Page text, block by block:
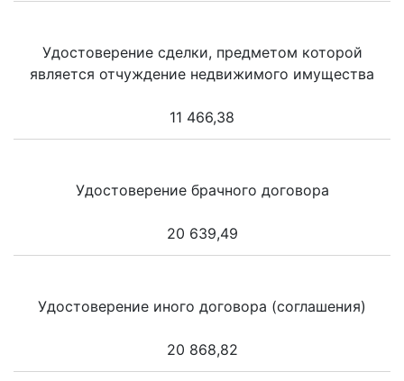
Удостоверение сделки, предметом которой
является отчуждение недвижимого имущества
11 466,38
Удостоверение брачного договора
20 639,49
Удостоверение иного договора (соглашения)
20 868,82